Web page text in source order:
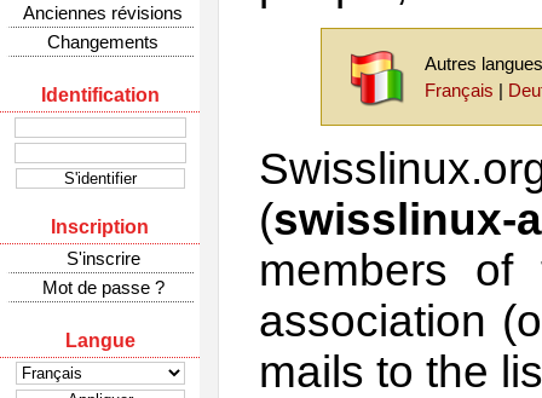
Anciennes révisions
Changements
Identification
Inscription
S'inscrire
Mot de passe ?
Langue
Autres
Français |
(swisslinux-
members
association
mails to the